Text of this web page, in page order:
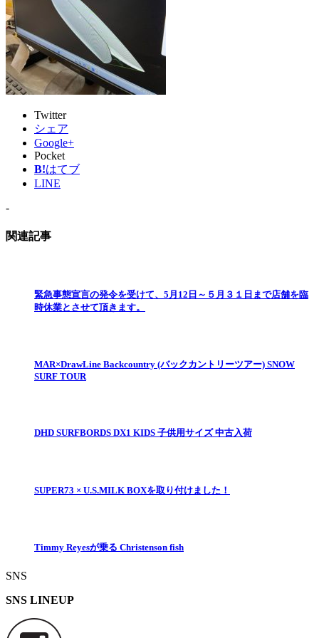
Twitter
シェア
Google+
Pocket
B!はてブ
LINE
-
関連記事
緊急事態宣言の発令を受けて、5月12日～５月３１日まで店舗を臨
時休業とさせて頂きます。
MAR×DrawLine Backcountry​ (バックカントリーツアー) SNOW
SURF TOUR
DHD SURFBORDS DX1 KIDS 子供用サイズ 中古入荷
SUPER73 × U.S.MILK BOXを取り付けました！
Timmy Reyesが乗る Christenson fish
SNS
SNS LINEUP